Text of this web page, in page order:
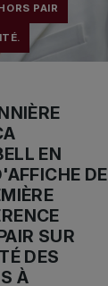
PAIR
EN
DE
SUR
DES
À